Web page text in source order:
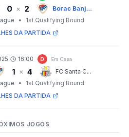
0 × 2
Borac Banj...
•
1st Qualifying Round
DA PARTIDA
16:00 D Em Casa
1 × 4
FC Santa C...
•
1st Qualifying Round
DA PARTIDA
JOGOS